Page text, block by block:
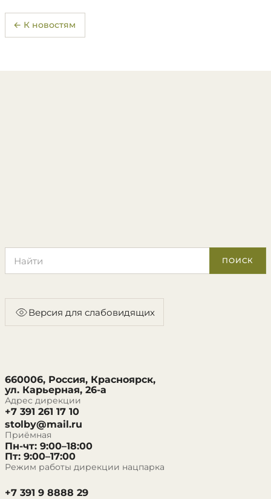
← К новостям
ПОИСК
Версия для слабовидящих
660006, Россия, Красноярск,
ул. Карьерная, 26-а
Адрес дирекции
+7 391 261 17 10
stolby@mail.ru
Приёмная
Пн-чт: 9:00–18:00
Пт: 9:00–17:00
Режим работы дирекции нацпарка
+7 391 9 8888 29